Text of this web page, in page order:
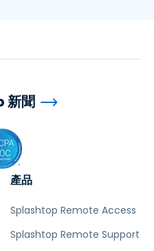
產品
Splashtop Remote Access
Splashtop Remote Support
新聞